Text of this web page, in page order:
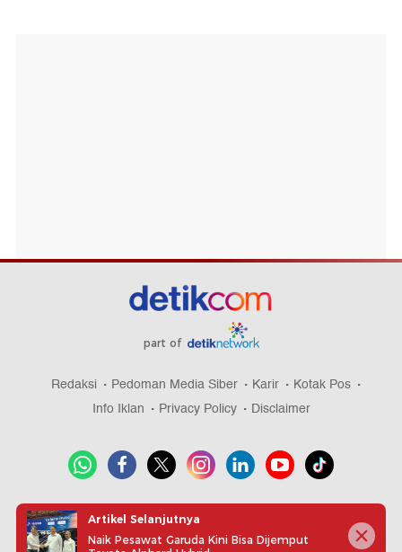
part of
Redaksi Pedoman Media Siber Karir
Kotak Pos
Info Iklan
Privacy Policy Disclaimer
Download aplikasi detikcom
Artikel Selanjutnya
Naik Pesawat Garuda Kini Bisa Dijemput